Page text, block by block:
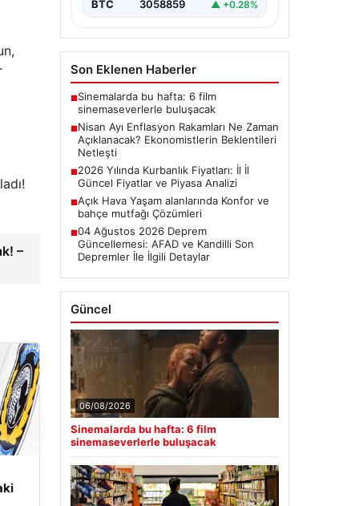
–
BTC 3058859 ▲ +0.28%
Son Eklenen Haberler
■Sinemalarda bu hafta: 6 film
sinemaseverlerle buluşacak
■Nisan Ayı Enflasyon Rakamları Ne Zaman
Açıklanacak? Ekonomistlerin Beklentileri
Netleşti
■2026 Yılında Kurbanlık Fiyatları: İl İl
Güncel Fiyatlar ve Piyasa Analizi
■Açık Hava Yaşam alanlarında Konfor ve
bahçe mutfağı Çözümleri
■04 Ağustos 2026 Deprem
Güncellemesi: AFAD ve Kandilli Son
Depremler İle İlgili Detaylar
Güncel
06/08/2026
Sinemalarda bu hafta: 6 film
sinemaseverlerle buluşacak